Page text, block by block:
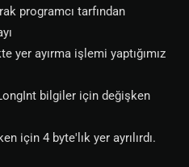
programcı tarfından
yer ayırma işlemi yaptığımız
bilgiler için değişken
için 4 byte'lık yer ayrılırdı.